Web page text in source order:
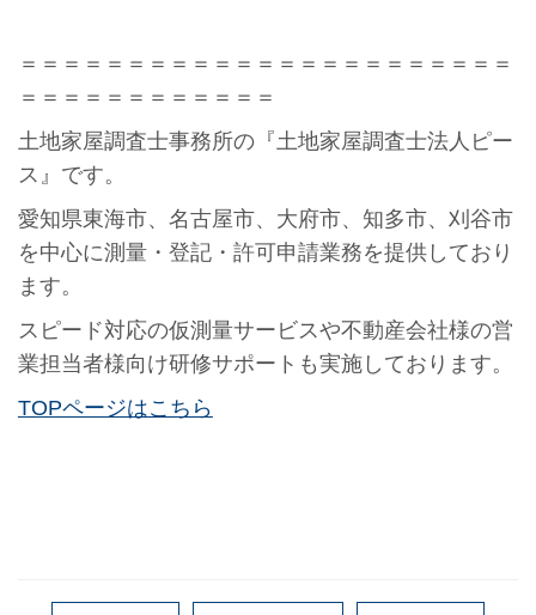
＝＝＝＝＝＝＝＝＝＝＝＝＝＝＝＝＝＝＝＝＝＝＝
＝＝＝＝＝＝＝＝＝＝＝＝
土地家屋調査士事務所の『土地家屋調査士法人ピー
ス』です。
愛知県東海市、名古屋市、大府市、知多市、刈谷市
を中心に測量・登記・許可申請業務を提供しており
ます。
スピード対応の仮測量サービスや不動産会社様の営
業担当者様向け研修サポートも実施しております。
TOPページはこちら